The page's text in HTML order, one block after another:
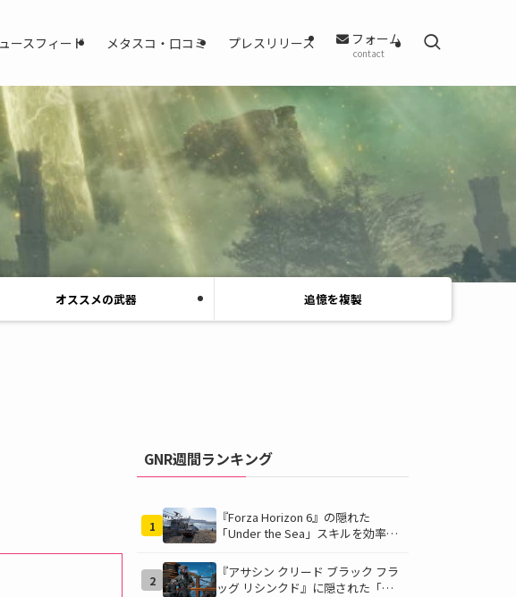
ースフィード メタスコ・口コミ プレスリリース フォーム
contact
オススメの武器 追憶を複製
GNR週間ランキング
1
『Forza Horizon 6』の隠れた
「Under the Sea」スキルを効率的
の鍵は伊東の海藻養殖場にあり！
2
『アサシン クリード ブラック フラ
ッグ リシンクド』に隠された「黒